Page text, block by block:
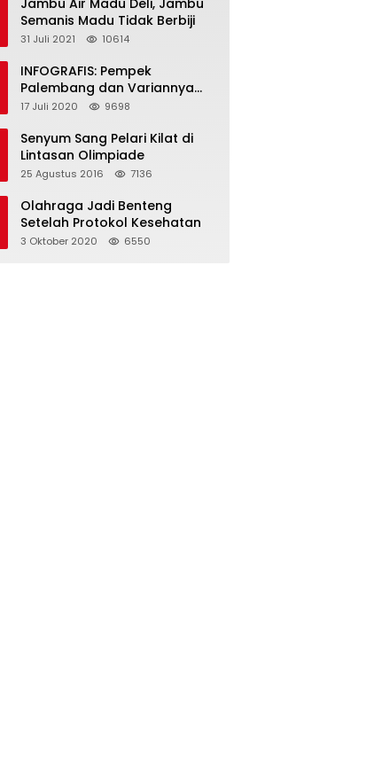
Jambu Air Madu Deli, Jambu
Semanis Madu Tidak Berbiji
31 Juli 2021 10614
INFOGRAFIS: Pempek
Palembang dan Variannya
yang Melegenda
17 Juli 2020 9698
Senyum Sang Pelari Kilat di
Lintasan Olimpiade
25 Agustus 2016 7136
Olahraga Jadi Benteng
Setelah Protokol Kesehatan
3 Oktober 2020 6550